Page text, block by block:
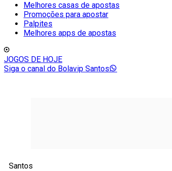
Melhores casas de apostas
Promoções para apostar
Palpites
Melhores apps de apostas
JOGOS DE HOJE
Siga o canal do Bolavip Santos
Santos